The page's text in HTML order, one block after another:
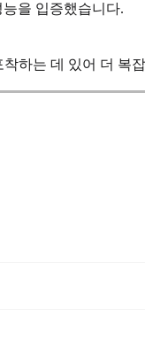
을 입증했습니다.
하는 데 있어 더 복